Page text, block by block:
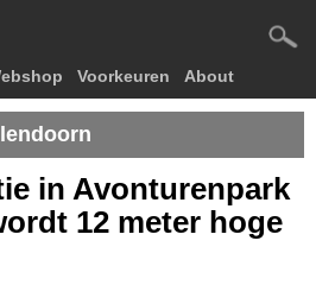
Voorkeuren About
in Avonturenpark
12 meter hoge